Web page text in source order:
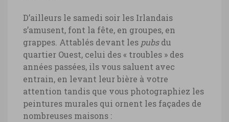
D’ailleurs le samedi soir les Irlandais
s’amusent, font la fête, en groupes, en
grappes. Attablés devant les pubsdu
quartier Ouest, celui des « troubles » des
années passées, ils vous saluent avec
entrain, en levant leur bière à votre
attention tandis que vous photographiez les
peintures murales qui ornent les façades de
nombreuses maisons :